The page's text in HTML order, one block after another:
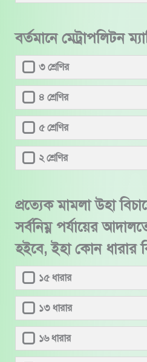
বর্তমানে মেট্রাপলিটন
৩ শ্রেণির
৪ শ্রেণির
৫ শ্রেণির
২ শ্রেণির
প্রত্যেক মামলা উহা
সর্বনিম্ন পর্যায়ের
হইবে, ইহা কোন ধারার
১৫ ধারার
১৩ ধারার
১৬ ধারার